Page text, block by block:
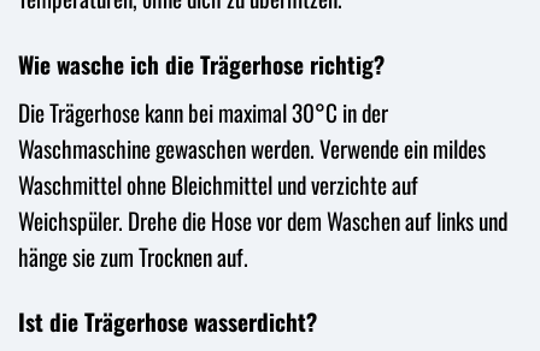
Wie wasche ich die Trägerhose richtig?
Die Trägerhose kann bei maximal 30°C in der
Waschmaschine gewaschen werden. Verwende ein mildes
Waschmittel ohne Bleichmittel und verzichte auf
Weichspüler. Drehe die Hose vor dem Waschen auf links und
hänge sie zum Trocknen auf.
Ist die Trägerhose wasserdicht?